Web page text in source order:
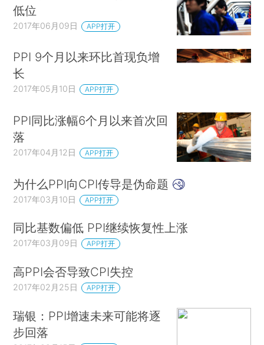
低位
2017年06月09日 APP打开
PPI 9个月以来环比首现负增
长
2017年05月10日 APP打开
PPI同比涨幅6个月以来首次回
落
2017年04月12日 APP打开
为什么PPI向CPI传导是伪命题
2017年03月10日 APP打开
同比基数偏低 PPI继续恢复性上涨
2017年03月09日 APP打开
高PPI会否导致CPI失控
2017年02月25日 APP打开
瑞银：PPI增速未来可能将逐
步回落